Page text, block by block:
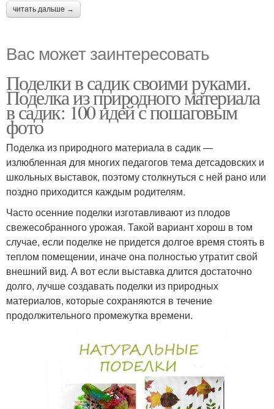
читать дальше →
Вас может заинтересовать
Поделки в садик своими руками.
Поделка из природного материала
в садик: 100 идей с пошаговым
фото
Поделка из природного материала в садик —
излюбленная для многих педагогов тема детсадовских и
школьных выставок, поэтому столкнуться с ней рано или
поздно приходится каждым родителям.
Часто осенние поделки изготавливают из плодов
свежесобранного урожая. Такой вариант хорош в том
случае, если поделке не придется долгое время стоять в
теплом помещении, иначе она полностью утратит свой
внешний вид. А вот если выставка длится достаточно
долго, лучше создавать поделки из природных
материалов, которые сохраняются в течение
продолжительного промежутка времени.